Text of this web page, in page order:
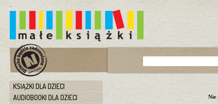
KSIĄŻKI DLA DZIECI
AUDIOBOOKI DLA DZIECI
Nie